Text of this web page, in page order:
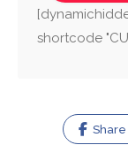
shortcode
Share